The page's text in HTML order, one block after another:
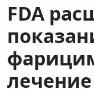
FDA